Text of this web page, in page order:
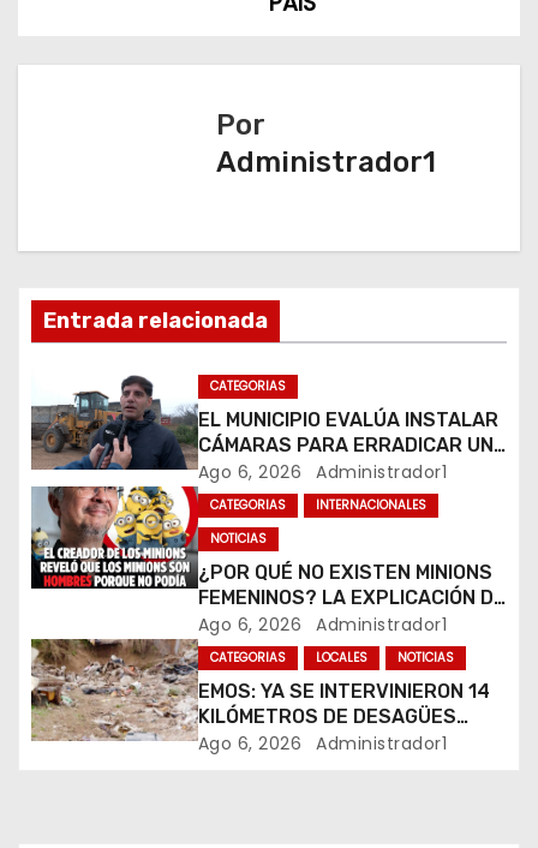
ó
n
d
e
e
n
t
r
a
d
a
Por
Administrador1
Entrada relacionada
CATEGORIAS
EL MUNICIPIO EVALÚA INSTALAR
CÁMARAS PARA ERRADICAR UN
MICROBASURAL AL FINAL DE
CALLE CARDARELLI
Ago 6, 2026 Administrador1
CATEGORIAS
INTERNACIONALES
NOTICIAS
¿POR QUÉ NO EXISTEN MINIONS
FEMENINOS? LA EXPLICACIÓN DE
SU CREADOR QUE VOLVIÓ A
VIRALIZARSE
Ago 6, 2026 Administrador1
CATEGORIAS LOCALES NOTICIAS
EMOS: YA SE INTERVINIERON 14
KILÓMETROS DE DESAGÜES
PLUVIALES
Ago 6, 2026 Administrador1